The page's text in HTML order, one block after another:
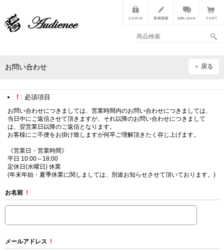
お問い合わせ 戻る
! : 必須項目
お問い合わせにつきましては、営業時間内のお問い合わせにつきましては、
当日中にご返信させて頂きますが、それ以降のお問い合わせにつきまして
は、翌営業日以降のご返信となります。
お客様にご不便をお掛け致しますが何卒ご理解頂きたく存じ上げます。
《営業日・営業時間》
平日 10:00～18:00
定休日(水曜日) 休業
(年末年始・夏季休業に関しましては、別途お知らせさせて頂いております。)
お名前 !
メールアドレス !